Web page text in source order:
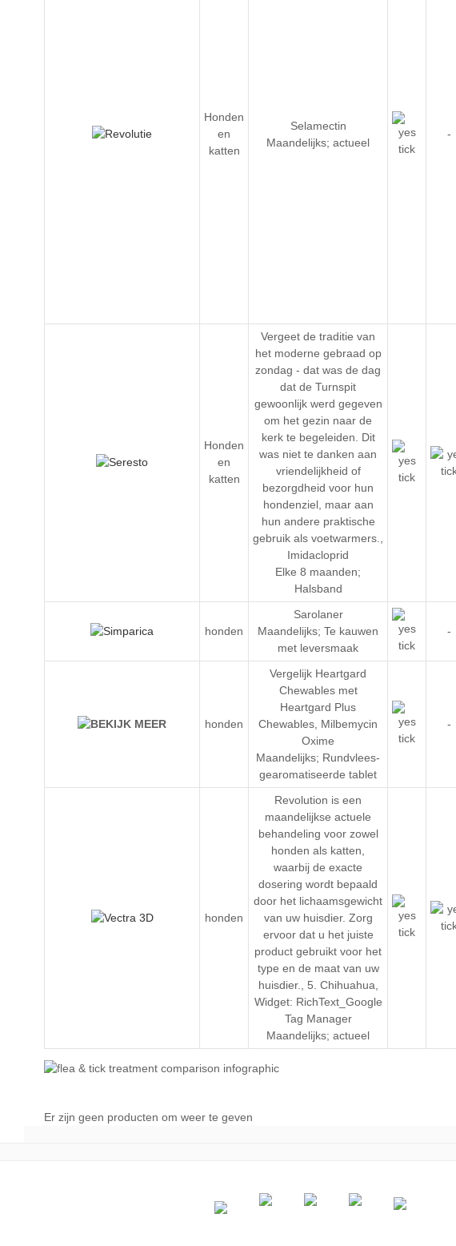
Honden
en
katten
Selamectin
Maandelijks; actueel
-
Honden
en
katten
Vergeet de traditie van
het moderne gebraad op
zondag - dat was de dag
dat de Turnspit
gewoonlijk werd gegeven
om het gezin naar de
kerk te begeleiden. Dit
was niet te danken aan
vriendelijkheid of
bezorgdheid voor hun
hondenziel, maar aan
hun andere praktische
gebruik als voetwarmers.
Imidacloprid
Elke 8 maanden;
Halsband
honden
Sarolaner
Maandelijks; Te kauwen
met leversmaak
-
honden
Vergelijk Heartgard
Chewables met
Heartgard Plus
Chewables Milbemycin
Oxime
Maandelijks; Rundvlees-
gearomatiseerde tablet
-
honden
Revolution is een
maandelijkse actuele
behandeling voor zowel
honden als katten,
waarbij de exacte
dosering wordt bepaald
door het lichaamsgewicht
van uw huisdier. Zorg
ervoor dat u het juiste
product gebruikt voor het
type en de maat van uw
huisdier.
5. Chihuahua
Widget: RichText_Google
Tag Manager
Maandelijks; actueel
Er zijn geen producten om weer te geven